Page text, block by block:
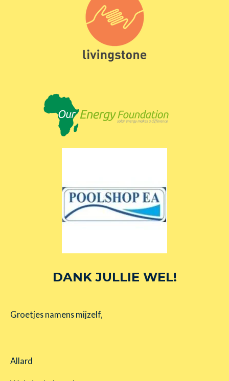
DANK JULLIE WEL!
Groetjes namens mijzelf,
Allard